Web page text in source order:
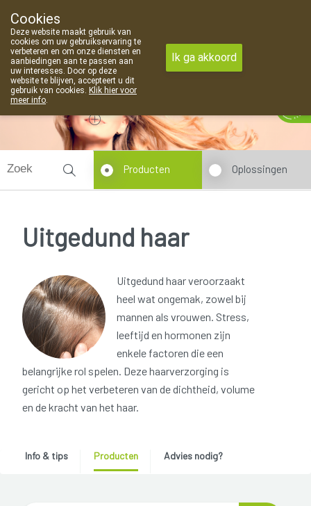
09 373 94 03
Vandaag
Producten Oplossingen
Uitgedund haar
Uitgedund haar veroorzaakt
heel wat ongemak, zowel bij
mannen als vrouwen. Stress,
leeftijd en hormonen zijn
enkele factoren die een
belangrijke rol spelen. Deze haarverzorging is
gericht op het verbeteren van de dichtheid, volume
en de kracht van het haar.
Info & tips Producten Advies nodig?
Cookies
Deze website maakt gebruik van
cookies om uw gebruikservaring te
verbeteren en om onze diensten en
aanbiedingen aan te passen aan
uw interesses. Door op deze
website te blijven, accepteert u dit
gebruik van cookies. Klik hier voor
meer info.
Ik ga akkoord